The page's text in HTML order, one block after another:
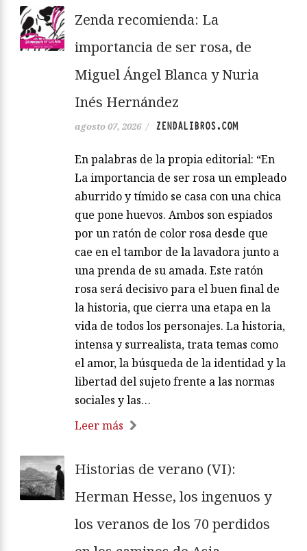
Zenda recomienda: La
importancia de ser rosa, de
Miguel Ángel Blanca y Nuria
Inés Hernández
agosto 07, 2026 / ZENDALIBROS.COM
En palabras de la propia editorial: “En
La importancia de ser rosa un empleado
aburrido y tímido se casa con una chica
que pone huevos. Ambos son espiados
por un ratón de color rosa desde que
cae en el tambor de la lavadora junto a
una prenda de su amada. Este ratón
rosa será decisivo para el buen final de
la historia, que cierra una etapa en la
vida de todos los personajes. La historia,
intensa y surrealista, trata temas como
el amor, la búsqueda de la identidad y la
libertad del sujeto frente a las normas
sociales y las…
Leer más
Historias de verano (VI):
Herman Hesse, los ingenuos y
los veranos de los 70 perdidos